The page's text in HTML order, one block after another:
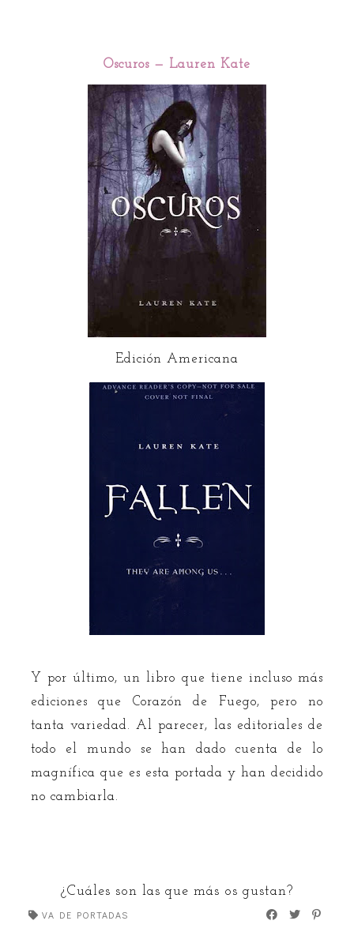
Oscuros — Lauren Kate
Edición Americana
Y por último, un libro que tiene incluso más
ediciones que Corazón de Fuego, pero no
tanta variedad. Al parecer, las editoriales de
todo el mundo se han dado cuenta de lo
magnífica que es esta portada y han decidido
no cambiarla.
¿Cuáles son las que más os gustan?
VA DE PORTADAS